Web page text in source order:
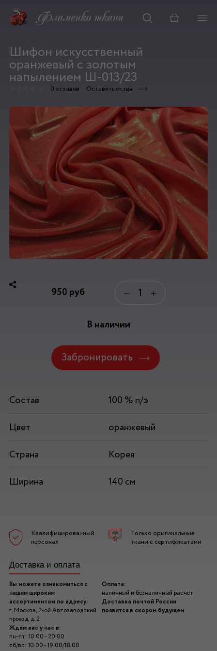
Корзина
Шифон искусственный
оранжевый с золотым
напылением Ш-013/23
0 отзывов Оставить отзыв
950 руб − +
В наличии
Забронировать
Состав
100 % п/э
Цвет
оранжевый
Страна
Корея
Ширина
140 см
Квалифицированный
персонал
Только оригинальные
ткани с сертификатами
Доставка и оплата
Вы можете ознакомиться с
нашим широким
ассортиментом по адресу:
г. Москва, 2-ой Автозаводский
проезд, д. 2
Ждем вас у нас в:
пн-пт: 10.00 - 20.00
сб/вс: 10.00 - 19.00/18.00
Оплата:
наличный и безналичный расчет
Доставка почтой России
появится в скором будущем